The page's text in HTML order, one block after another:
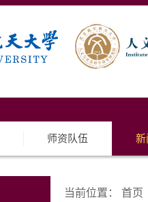
师资队伍 新
当前位置： 首页